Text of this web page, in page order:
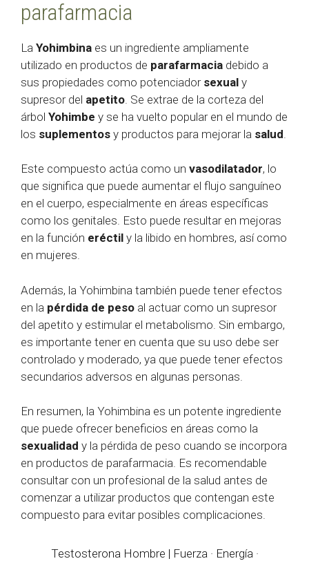
parafarmacia
La Yohimbina es un ingrediente ampliamente
utilizado en productos de parafarmacia debido a
sus propiedades como potenciador sexual y
supresor del apetito . Se extrae de la corteza del
árbol Yohimbe y se ha vuelto popular en el mundo de
los suplementos y productos para mejorar la salud
Este compuesto actúa como un vasodilatador, lo
que significa que puede aumentar el flujo sanguíneo
en el cuerpo, especialmente en áreas específicas
como los genitales. Esto puede resultar en mejoras
en la función eréctil y la libido en hombres, así como
en mujeres.
Además, la Yohimbina también puede tener efectos
en la pérdida de peso al actuar como un supresor
del apetito y estimular el metabolismo. Sin embargo,
es importante tener en cuenta que su uso debe ser
controlado y moderado, ya que puede tener efectos
secundarios adversos en algunas personas.
En resumen, la Yohimbina es un potente ingrediente
que puede ofrecer beneficios en áreas como la
sexualidad y la pérdida de peso cuando se incorpora
en productos de parafarmacia. Es recomendable
consultar con un profesional de la salud antes de
comenzar a utilizar productos que contengan este
compuesto para evitar posibles complicaciones.
Testosterona Hombre | Fuerza · Energía ·